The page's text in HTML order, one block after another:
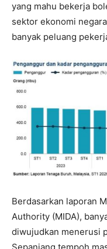
yang mahu bekerja
sektor ekonomi
banyak peluang
Berdasarkan laporan
Authority (MIDA),
diwujudkan menerusi